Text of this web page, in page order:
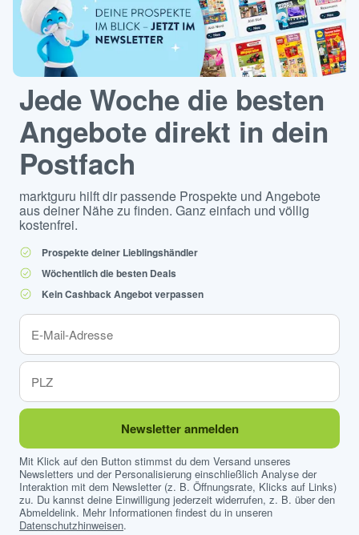
Jede Woche die besten
Angebote direkt in dein
Postfach
marktguru hilft dir passende Prospekte und Angebote
aus deiner Nähe zu finden. Ganz einfach und völlig
kostenfrei.
Prospekte deiner Lieblingshändler
Wöchentlich die besten Deals
Kein Cashback Angebot verpassen
Newsletter anmelden
Mit Klick auf den Button stimmst du dem Versand unseres
Newsletters und der Personalisierung einschließlich Analyse der
Interaktion mit dem Newsletter (z. B. Öffnungsrate, Klicks auf Links)
zu. Du kannst deine Einwilligung jederzeit widerrufen, z. B. über den
Abmeldelink. Mehr Informationen findest du in unseren
Datenschutzhinweisen.